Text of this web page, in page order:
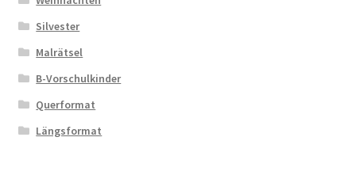
Silvester
Malrätsel
B-Vorschulkinder
Querformat
Längsformat